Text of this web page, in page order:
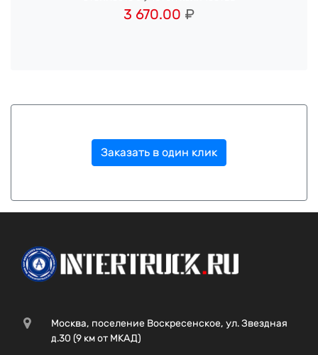
3 670.00 ₽
Заказать в один клик
Москва, поселение Воскресенское, ул. Звездная
д.30 (9 км от МКАД)